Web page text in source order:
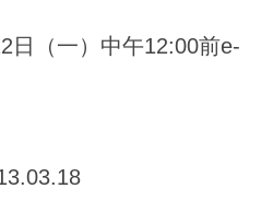
日（一）中午12:00前e-